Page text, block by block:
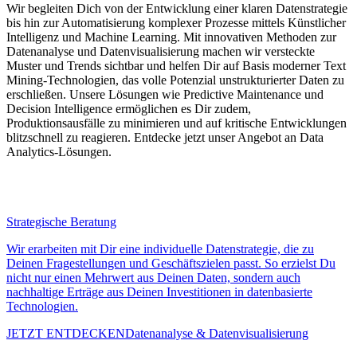
Wir begleiten Dich von der Entwicklung einer klaren Datenstrategie
bis hin zur Automatisierung komplexer Prozesse mittels Künstlicher
Intelligenz und Machine Learning. Mit innovativen Methoden zur
Datenanalyse und Datenvisualisierung machen wir versteckte
Muster und Trends sichtbar und helfen Dir auf Basis modernerText
Mining-Technologien, das volle Potenzial unstrukturierter Daten zu
erschließen. Unsere Lösungen wie Predictive Maintenance und
Decision Intelligence ermöglichen es Dirzudem,
Produktionsausfälle zu minimieren und auf kritische Entwicklungen
blitzschnell zu reagieren. Entdecke jetzt unser Angebot an Data
Analytics-Lösungen.
Strategische Beratung
Wir erarbeiten mit Dir eine individuelle Datenstrategie, die zu
Deinen Fragestellungen und Geschäftszielen passt. So erzielst Du
nicht nur einen Mehrwert aus Deinen Daten, sondern auch
nachhaltige Erträge aus Deinen Investitionen in datenbasierte
Technologien.
JETZT ENTDECKENDatenanalyse & Datenvisualisierung